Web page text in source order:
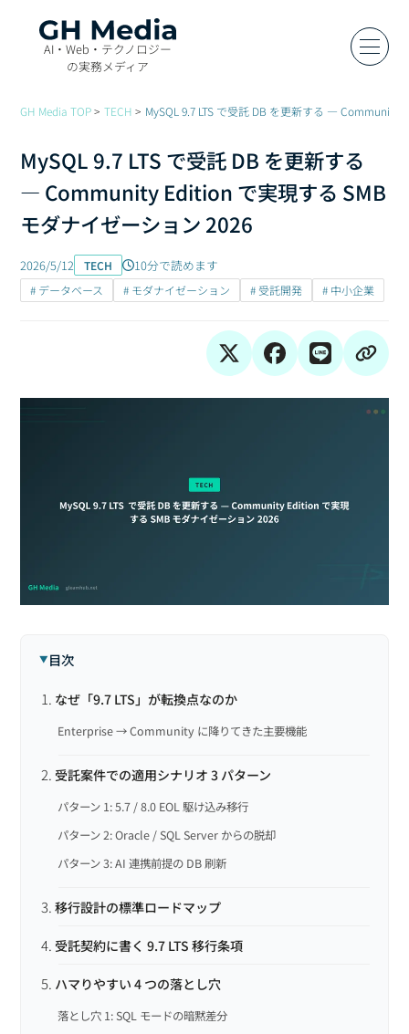
AI・Web・テクノロジー
の実務メディア
GH Media TOP TECH MySQL 9.7 LTS で受託 DB を更新する — Community
MySQL 9.7 LTS で受託 DB を更新する
— Community Edition で実現する SMB
モダナイゼーション 2026
2026/5/12 TECH 10分で読めます
# データベース # モダナイゼーション # 受託開発 # 中小企業
目次
なぜ「9.7 LTS」が転換点なのか
Enterprise → Community に降りてきた主要機能
受託案件での適用シナリオ 3 パターン
パターン 1: 5.7 / 8.0 EOL 駆け込み移行
パターン 2: Oracle / SQL Server からの脱却
パターン 3: AI 連携前提の DB 刷新
移行設計の標準ロードマップ
受託契約に書く 9.7 LTS 移行条項
ハマりやすい 4 つの落とし穴
落とし穴 1: SQL モードの暗黙差分